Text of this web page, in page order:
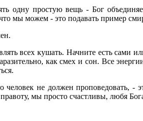
одну простую вещь - Бог
мы можем - это подавать пример
всех кушать. Начните есть сами
как смех и сон. Все
человек не должен проповедовать, -
мы просто счастливы, любя